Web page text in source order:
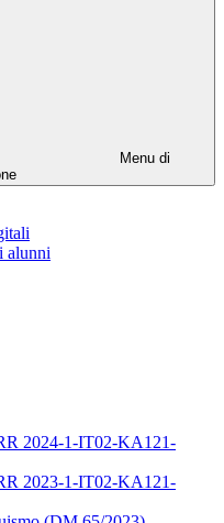
Menu di
alunni
2024-1-IT02-KA121-
2023-1-IT02-KA121-